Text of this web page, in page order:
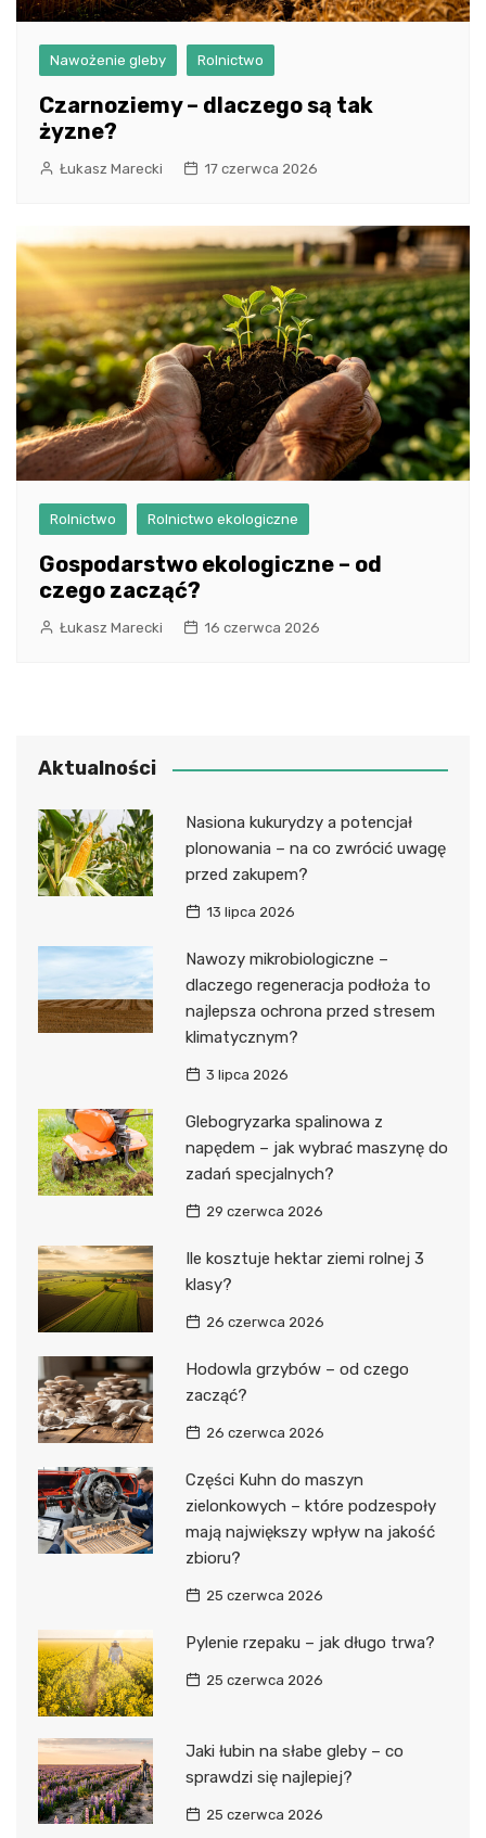
Nawożenie gleby Rolnictwo
Czarnoziemy – dlaczego są tak
żyzne?
Łukasz Marecki 17 czerwca 2026
Rolnictwo Rolnictwo ekologiczne
Gospodarstwo ekologiczne – od
czego zacząć?
Łukasz Marecki 16 czerwca 2026
Aktualności
Nasiona kukurydzy a potencjał
plonowania – na co zwrócić uwagę
przed zakupem?
13 lipca 2026
Nawozy mikrobiologiczne –
dlaczego regeneracja podłoża to
najlepsza ochrona przed stresem
klimatycznym?
3 lipca 2026
Glebogryzarka spalinowa z
napędem – jak wybrać maszynę do
zadań specjalnych?
29 czerwca 2026
Ile kosztuje hektar ziemi rolnej 3
klasy?
26 czerwca 2026
Hodowla grzybów – od czego
zacząć?
26 czerwca 2026
Części Kuhn do maszyn
zielonkowych – które podzespoły
mają największy wpływ na jakość
zbioru?
25 czerwca 2026
Pylenie rzepaku – jak długo trwa?
25 czerwca 2026
Jaki łubin na słabe gleby – co
sprawdzi się najlepiej?
25 czerwca 2026